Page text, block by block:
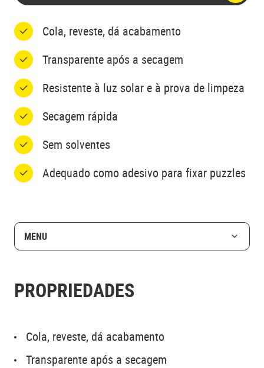
Cola, reveste, dá acabamento
Transparente após a secagem
Resistente à luz solar e à prova de limpeza
Secagem rápida
Sem solventes
Adequado como adesivo para fixar puzzles
MENU
PROPRIEDADES
Cola, reveste, dá acabamento
Transparente após a secagem